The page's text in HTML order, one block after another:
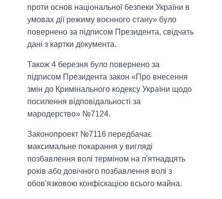
проти основ національної безпеки України в
умовах дії режиму воєнного стану» було
повернено за підписом Президента, свідчать
дані з картки документа.
Також 4 березня було повернено за
підписом Президента закон «Про внесення
змін до Кримінального кодексу України щодо
посилення відповідальності за
мародерство» №7124.
Законопроект №7116 передбачає
максимальне покарання у вигляді
позбавлення волі терміном на п'ятнадцять
років або довічного позбавлення волі з
обов'язковою конфіскацією всього майна.